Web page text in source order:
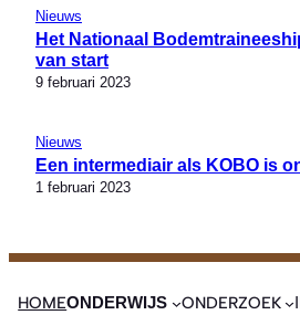
Nieuws
Het Nationaal
van start
9 februari 2023
Nieuws
Een intermediair als KOBO is
1 februari 2023
HOMEONDERWIJS ONDERZOEK